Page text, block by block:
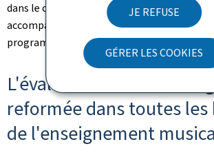
JE REFUSE
GÉRER LES COOKIES
dans le cadre du cours de formation musicale,
accompagneront les enseignants avant
programme.
L'évaluation des élèves
reformée dans toutes les
de l'enseignement